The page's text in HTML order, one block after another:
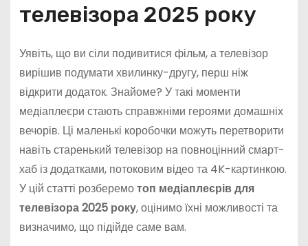
телевізора 2025 року
Уявіть, що ви сіли подивитися фільм, а телевізор
вирішив подумати хвилинку-другу, перш ніж
відкрити додаток. Знайоме? У такі моменти
медіаплеєри стають справжніми героями домашніх
вечорів. Ці маленькі коробочки можуть перетворити
навіть старенький телевізор на повноцінний смарт-
хаб із додатками, потоковим відео та 4K-картинкою.
У цій статті розберемотоп медіаплеєрів для
телевізора 2025 року, оцінимо їхні можливості та
визначимо, що підійде саме вам.